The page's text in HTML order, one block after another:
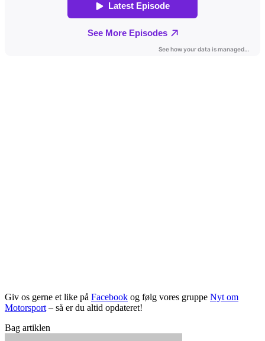
Giv os gerne et like på Facebook og følg vores gruppe Nyt om
Motorsport– så er du altid opdateret!
Bag artiklen